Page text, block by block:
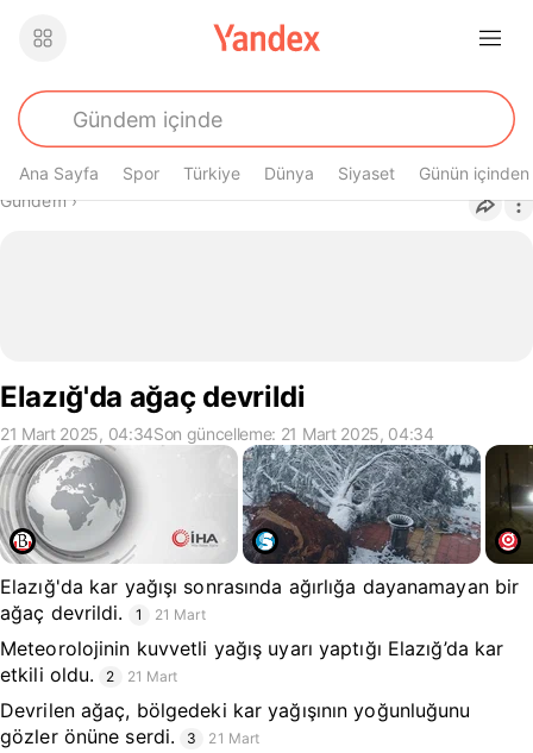
Ana Sayfa Spor Türkiye Dünya Siyaset Günün içinden
Buradasın
Gündem›
Elazığ'da ağaç devrildi
21 Mart 2025, 04:34Son güncelleme: 21 Mart 2025, 04:34
Elazığ'da kar yağışı sonrasında ağırlığa dayanamayan bir
ağaç devrildi.
1 21 Mart
Meteorolojinin kuvvetli yağış uyarı yaptığı Elazığ’da kar
etkili oldu.
2 21 Mart
Devrilen ağaç, bölgedeki kar yağışının yoğunluğunu
gözler önüne serdi.
3 21 Mart